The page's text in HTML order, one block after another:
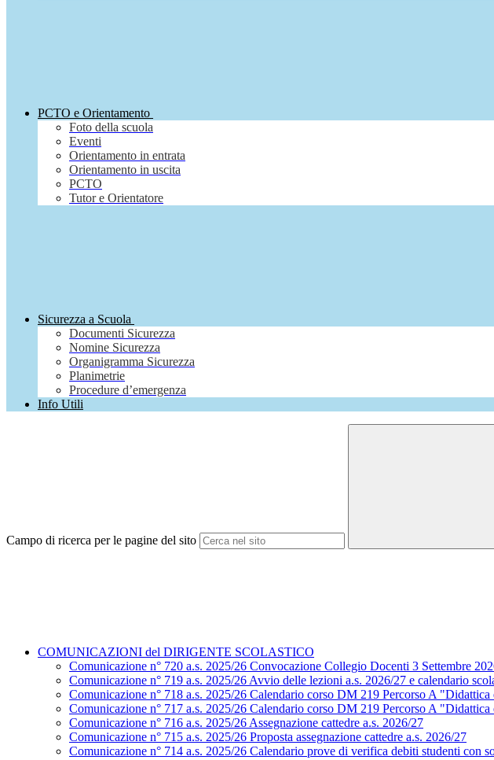
PCTO e Orientamento
Foto della scuola
Eventi
Orientamento in entrata
Orientamento in uscita
PCTO
Tutor e Orientatore
Sicurezza a Scuola
Documenti Sicurezza
Nomine Sicurezza
Organigramma Sicurezza
Planimetrie
Procedure d’emergenza
Info Utili
Campo di ricerca per le pagine del sito
COMUNICAZIONI del DIRIGENTE SCOLASTICO
Comunicazione n° 720 a.s. 2025/26 Convocazione Collegio Docenti 3 Settembre
Comunicazione n° 719 a.s. 2025/26 Avvio delle lezioni a.s. 2026/27 e calendario
Comunicazione n° 718 a.s. 2025/26 Calendario corso DM 219 Percorso A
Comunicazione n° 717 a.s. 2025/26 Calendario corso DM 219 Percorso A
Comunicazione n° 716 a.s. 2025/26 Assegnazione cattedre a.s. 2026/27
Comunicazione n° 715 a.s. 2025/26 Proposta assegnazione cattedre a.s. 2026/27
Comunicazione n° 714 a.s. 2025/26 Calendario prove di verifica debiti studenti con